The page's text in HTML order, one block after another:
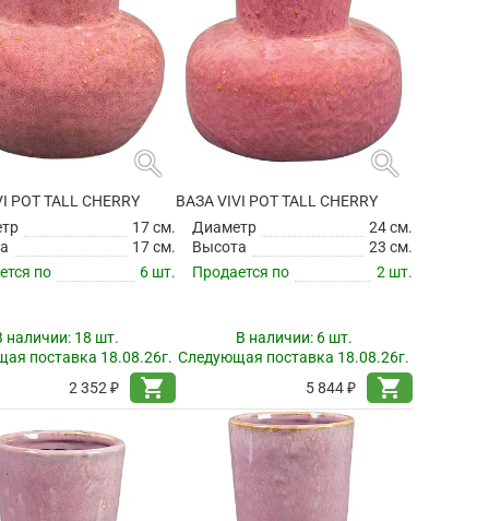
search
POT TALL CHERRY
17 см.
17 см.
по
6 шт.
наличии: 18 шт.
поставка 18.08.26г.
2 352 ₽
shopping_cart
search
ВАЗА VIVI POT TALL CHERRY
Диаметр
24 см.
Высота
23 см.
Продается по
2 шт.
В наличии: 6 шт.
Следующая поставка 18.08.26г.
5 844 ₽
shopping_cart